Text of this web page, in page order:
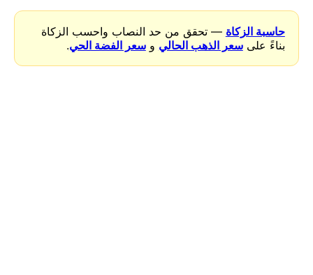
حاسبة الزكاة — تحقق من حد النصاب واحسب الزكاة
بناءً علىسعر الذهب الحالي وسعر الفضة الحي.